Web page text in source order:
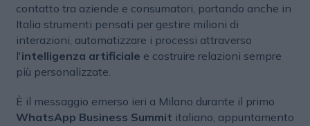
contatto tra aziende e consumatori, portando anche in
Italia strumenti pensati per gestire milioni di
interazioni, automatizzare i processi attraverso
l'intelligenza artificiale e costruire relazioni sempre
più personalizzate.
È il messaggio emerso ieri a Milano durante il primo
WhatsApp Business Summit italiano, appuntamento